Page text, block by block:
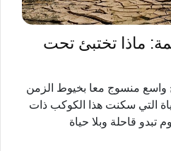
ماذا تختبئ تحت
واسع منسوج معا بخيوط الزمن
التي سكنت هذا الكوكب ذات
قاحلة وبلا حياة